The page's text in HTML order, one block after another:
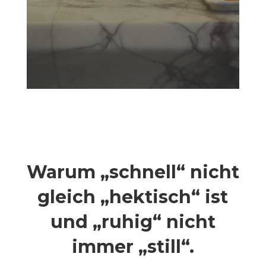
Warum „schnell“ nicht
gleich „hektisch“ ist
und „ruhig“ nicht
immer „still“.